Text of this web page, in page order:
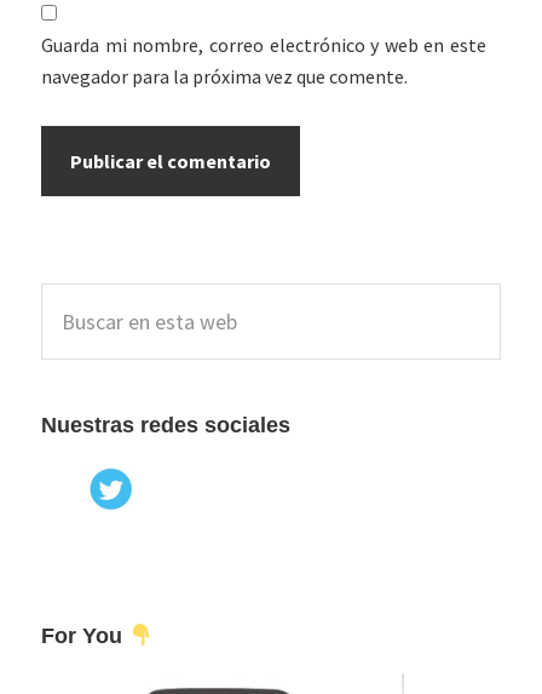
Guarda mi nombre, correo electrónico y web en este
navegador para la próxima vez que comente.
Barra
lateral
esta
Nuestras redes sociales
For You